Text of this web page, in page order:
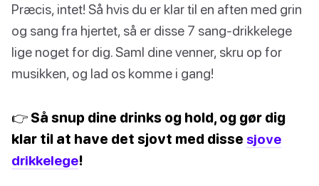
Præcis, intet! Så hvis du er klar til en aften med grin
og sang fra hjertet, så er disse 7 sang-drikkelege
lige noget for dig. Saml dine venner, skru op for
musikken, og lad os komme i gang!
👉 Så snup dine drinks og hold, og gør dig
klar til at have det sjovt med disse sjove
drikkelege!